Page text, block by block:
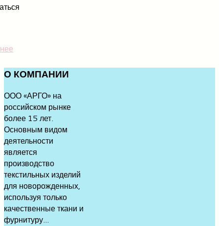
О КОМПАНИИ
ООО «АРГО» на
российском рынке
более 15 лет.
Основным видом
деятельности
является
производство
текстильных изделий
для новорожденных,
используя только
качественные ткани и
фурнитуру...